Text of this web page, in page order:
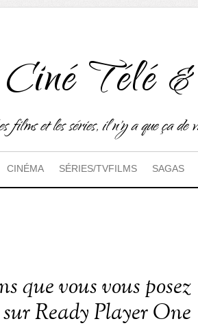
Ciné Télé
films et les séries, il n'y a que ça
CINÉMA SÉRIES/TVFILMS SAGAS
que vous vous posez
Ready Player One